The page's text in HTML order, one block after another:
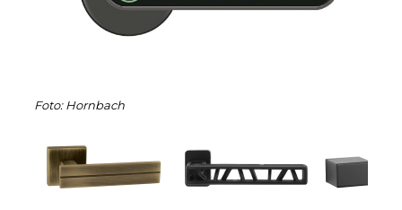
Foto: Hornbach